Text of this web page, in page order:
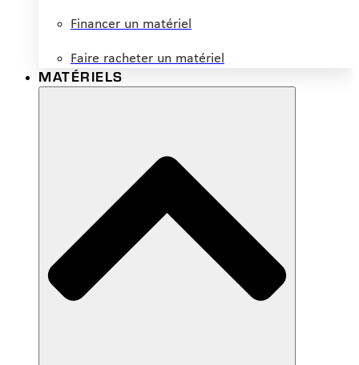
Financer un matériel
Faire racheter un matériel
MATÉRIELS